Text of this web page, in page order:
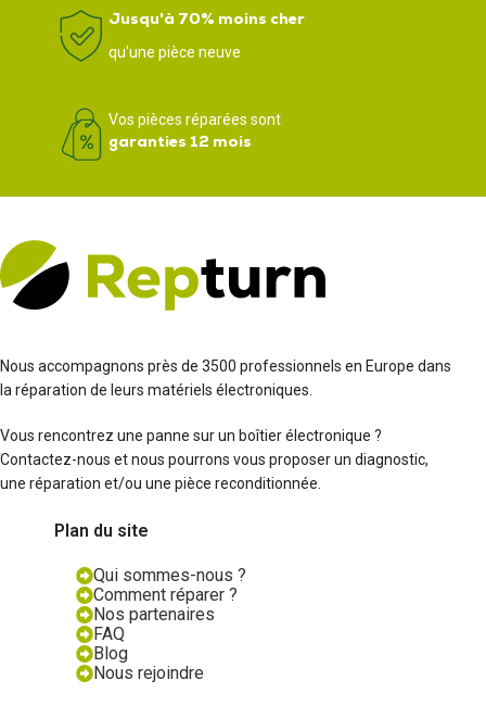
Jusqu'à 70% moins cher
qu'une pièce neuve
Vos pièces réparées sont
garanties 12 mois
Nous accompagnons près de 3500 professionnels en Europe dans
la réparation de leurs matériels électroniques.
Vous rencontrez une panne sur un boîtier électronique ?
Contactez-nous et nous pourrons vous proposer un diagnostic,
une réparation et/ou une pièce reconditionnée.
Plan du site
Qui sommes-nous ?
Comment réparer ?
Nos partenaires
FAQ
Blog
Nous rejoindre